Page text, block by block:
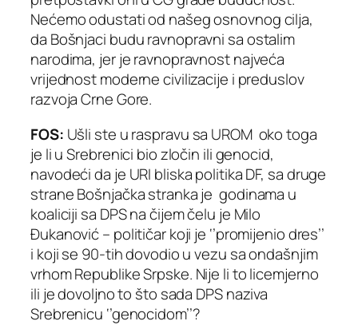
Nećemo odustati od našeg osnovnog cilja,
da Bošnjaci budu ravnopravni sa ostalim
narodima, jer je ravnopravnost najveća
vrijednost moderne civilizacije i preduslov
razvoja Crne Gore.
FOS: Ušli ste u raspravu sa UROM oko toga
je li u Srebrenici bio zločin ili genocid,
navodeći da je URI bliska politika DF, sa druge
strane Bošnjačka stranka je godinama u
koaliciji sa DPS na čijem čelu je Milo
Đukanović – političar koji je ‘’promijenio dres’’
i koji se 90-tih dovodio u vezu sa ondašnjim
vrhom Republike Srpske. Nije li to licemjerno
ili je dovoljno to što sada DPS naziva
Srebrenicu ‘’genocidom’’?